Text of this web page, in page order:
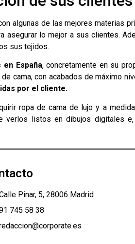
algunas de las mejores materias
asegurar lo mejor a sus clientes.
sus tejidos.
España, concretamente en su
cama, con acabados de máximo
por el cliente.
ropa de cama de lujo y a
verlos listos en dibujos digitales e,
Pinar, 5, 28006 Madrid
745 58 38